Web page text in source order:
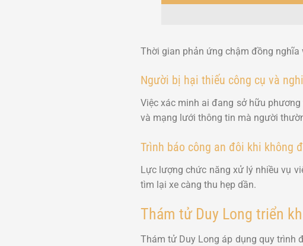
Thời gian phản ứng chậm đồng nghĩa
Người bị hại thiếu công cụ và
Việc xác minh ai đang sở hữu
và mạng lưới thông tin mà người
Trình báo công an đôi khi không
Lực lượng chức năng xử lý nhiều vụ
tìm lại xe càng thu hẹp dần.
Thám tử Duy Long triển
Thám tử Duy Long áp dụng quy trình